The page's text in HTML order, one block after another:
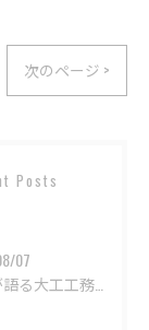
次のページ >
Posts
07